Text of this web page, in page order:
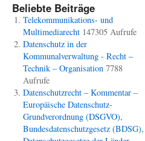
Beliebte Beiträge
Telekommunikations- und
Multimediarecht 147305 Aufrufe
Datenschutz in der
Kommunalverwaltung - Recht –
Technik – Organisation 7788
Aufrufe
Datenschutzrecht – Kommentar –
Europäische Datenschutz-
Grundverordnung (DSGVO),
Bundesdatenschutzgesetz (BDSG),